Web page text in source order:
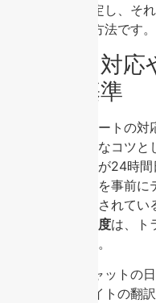
時間を固定し、そ
存を防ぐ方法です。
サポート対
イトの基準
カスタマーサポートの
むための実用的なコツ
ャットサポートが24時
時間や返信速度を事前
UIが完全に実装されて
言語対応の充実度は、ト
操作を防ぎます。
ライブチャットの
日本語サイトの翻